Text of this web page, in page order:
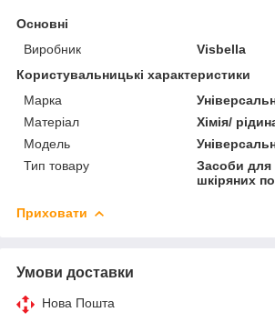
Основні
Виробник
Visbella
Користувальницькі характеристики
Марка
Матеріал
Хімія/
Мoдель
Тип товару
Засоби для
шкіряних
Приховати
Умови доставки
Нова Пошта